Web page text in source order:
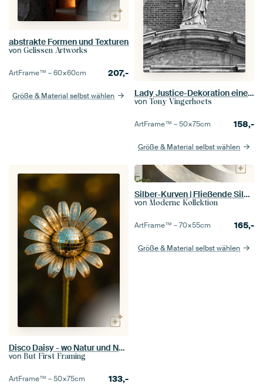
abstrakte Formen und Texturen
von Gelissen Artworks
ArtFrame™ –60×60cm 207,-
Größe & Material selbst wählen Lady Justice-Dekoration eines alten Backsteingebäudes
von Tony Vingerhoets
ArtFrame™ –50×75cm 158,-
Größe & Material selbst wählen
Disco Daisy - wo Natur und Nachtleben zusammen gedeihen
von But First Framing
ArtFrame™ –50×75cm 133,-
Silber-Kurven | Fließende Silber-Formen
von Moderne Kollektion
ArtFrame™ –70×55cm 165,-
Größe & Material selbst wählen